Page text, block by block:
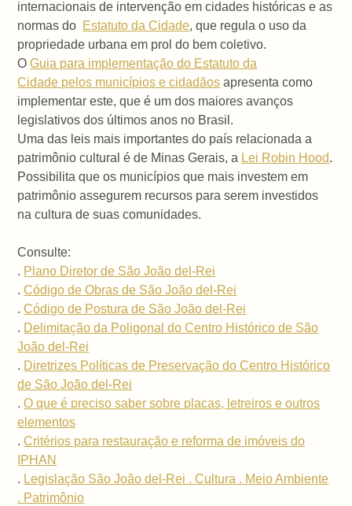
internacionais de intervenção em cidades históricas e as
normas do Estatuto da Cidade, que regula o uso da
propriedade urbana em prol do bem coletivo.
OGuia para implementação do Estatuto da
Cidade pelos municípios e cidadãos apresenta como
implementar este, que é um dos maiores avanços
legislativos dos últimos anos no Brasil.
Uma das leis mais importantes do país relacionada a
patrimônio cultural é de Minas Gerais, a Lei Robin Hood.
Possibilita que os municípios que mais investem em
patrimônio assegurem recursos para serem investidos
na cultura de suas comunidades.
Consulte:
. Plano Diretor de São João del-Rei
.Código de Obras de São João del-Rei
.Código de Postura de São João del-Rei
. Delimitação da Poligonal do Centro Histórico de São
João del-Rei
. Diretrizes Políticas de Preservação do Centro Histórico
de São João del-Rei
.O que é preciso saber sobre placas, letreiros e outros
elementos
.Critérios para restauração e reforma de imóveis do
IPHAN
. Legislação São João del-Rei . Cultura . Meio Ambiente
. Patrimônio